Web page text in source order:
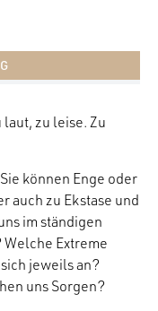
zu leise. Zu
können Enge oder
auch zu Ekstase und
im ständigen
Extreme
jeweils an?
uns Sorgen?